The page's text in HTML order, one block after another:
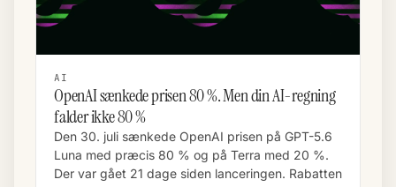
AI
OpenAI sænkede prisen 80 %. Men din AI-regning
falder ikke 80 %
Den 30. juli sænkede OpenAI prisen på GPT-5.6
Luna med præcis 80 % og på Terra med 20 %.
Der var gået 21 dage siden lanceringen. Rabatten